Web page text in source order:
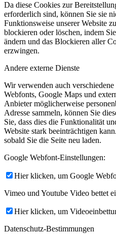
Da diese Cookies zur
erforderlich sind, können Sie sie
Funktionsweise unserer Website
blockieren oder löschen, indem
ändern und das Blockieren aller
erzwingen.
Andere externe Dienste
Wir verwenden auch
Webfonts, Google Maps und
Anbieter möglicherweise
Adresse sammeln, können Sie
Sie, dass dies die Funktionalität
Website stark beeinträchtigen
sobald Sie die Seite neu laden.
Google Webfont-Einstellungen:
Hier klicken, um Google
Vimeo und Youtube Video bettet
Hier klicken, um
Datenschutz-Bestimmungen